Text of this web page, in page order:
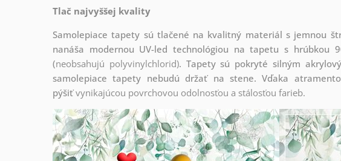
Tlač najvyššej kvality
Samolepiace tapety sú tlačené na kvalitný materiál s jemnou
nanáša modernou UV-led technológiou na tapetu s hrúbkou
(neobsahujú polyvinylchlorid). Tapety sú pokryté silným
samolepiace tapety nebudú držať na stene. Vďaka
pýšiťvynikajúcou povrchovou odolnosťou a stálosťou farieb.